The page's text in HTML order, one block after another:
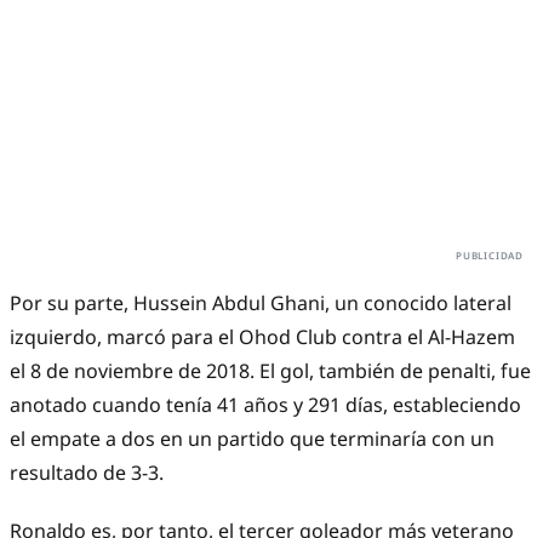
Por su parte, Hussein Abdul Ghani, un conocido lateral
izquierdo, marcó para el Ohod Club contra el Al-Hazem
el 8 de noviembre de 2018. El gol, también de penalti, fue
anotado cuando tenía 41 años y 291 días, estableciendo
el empate a dos en un partido que terminaría con un
resultado de 3-3.
Ronaldo es, por tanto, el tercer goleador más veterano